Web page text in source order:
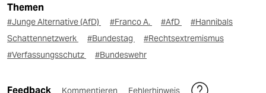
Themen
#Junge Alternative (AfD) #Franco A. #AfD
#Hannibals
Schattennetzwerk
#Bundestag
#Rechtsextremismus
#Verfassungsschutz
#Bundeswehr
Feedback Kommentieren Fehlerhinweis